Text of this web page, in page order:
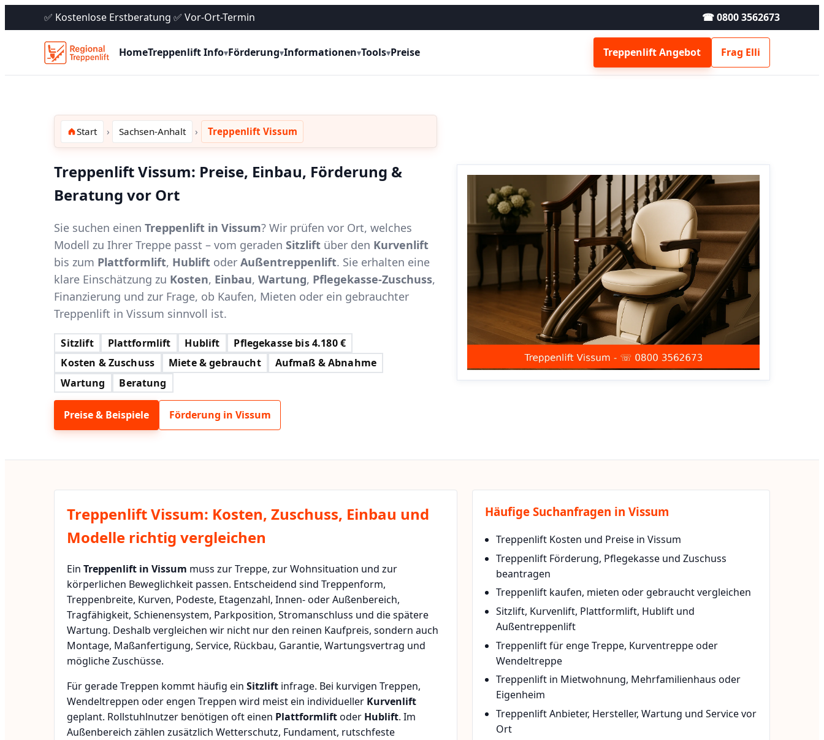
✅ Kostenlose Erstberatung ✅ Vor-Ort-Termin ☎ 0800 3562673
HomeTreppenlift Info▾Förderung▾Informationen▾Tools▾Preise Treppenlift Angebot Frag Elli
Start Sachsen-Anhalt Treppenlift Vissum
Treppenlift Vissum: Preise, Einbau, Förderung &
Beratung vor Ort
Sie suchen einen Treppenlift in Vissum? Wir prüfen vor Ort, welches
Modell zu Ihrer Treppe passt – vom geraden Sitzlift über den Kurvenlift
bis zum Plattformlift, Hublift oder Außentreppenlift. Sie erhalten eine
klare Einschätzung zu Kosten, Einbau, Wartung, Pflegekasse-Zuschuss,
Finanzierung und zur Frage, ob Kaufen, Mieten oder ein gebrauchter
Treppenlift in Vissum sinnvoll ist.
Sitzlift Plattformlift Hublift
Pflegekasse bis 4.180 €
Kosten & Zuschuss
Miete & gebraucht
Aufmaß & Abnahme
Wartung
Beratung
Preise & Beispiele Förderung in Vissum
Treppenlift Vissum: Kosten, Zuschuss, Einbau und
Modelle richtig vergleichen
Ein Treppenlift in Vissum muss zur Treppe, zur Wohnsituation und zur
körperlichen Beweglichkeit passen. Entscheidend sind Treppenform,
Treppenbreite, Kurven, Podeste, Etagenzahl, Innen- oder Außenbereich,
Tragfähigkeit, Schienensystem, Parkposition, Stromanschluss und die spätere
Wartung. Deshalb vergleichen wir nicht nur den reinen Kaufpreis, sondern auch
Montage, Maßanfertigung, Service, Rückbau, Garantie, Wartungsvertrag und
mögliche Zuschüsse.
Für gerade Treppen kommt häufig ein Sitzlift infrage. Bei kurvigen Treppen,
Wendeltreppen oder engen Treppen wird meist ein individueller Kurvenlift
geplant. Rollstuhlnutzer benötigen oft einen Plattformliftoder Hublift. Im
Außenbereich zählen zusätzlich Wetterschutz, Fundament, rutschfeste
Häufige Suchanfragen in Vissum
Treppenlift Kosten und Preise in Vissum
Treppenlift Förderung, Pflegekasse und Zuschuss
beantragen
Treppenlift kaufen, mieten oder gebraucht vergleichen
Sitzlift, Kurvenlift, Plattformlift, Hublift und
Außentreppenlift
Treppenlift für enge Treppe, Kurventreppe oder
Wendeltreppe
Treppenlift in Mietwohnung, Mehrfamilienhaus oder
Eigenheim
Treppenlift Anbieter, Hersteller, Wartung und Service vor
Ort